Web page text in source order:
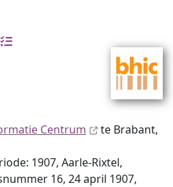
Centrum
te Brabant,
1907, Aarle-Rixtel,
16, 24 april 1907,